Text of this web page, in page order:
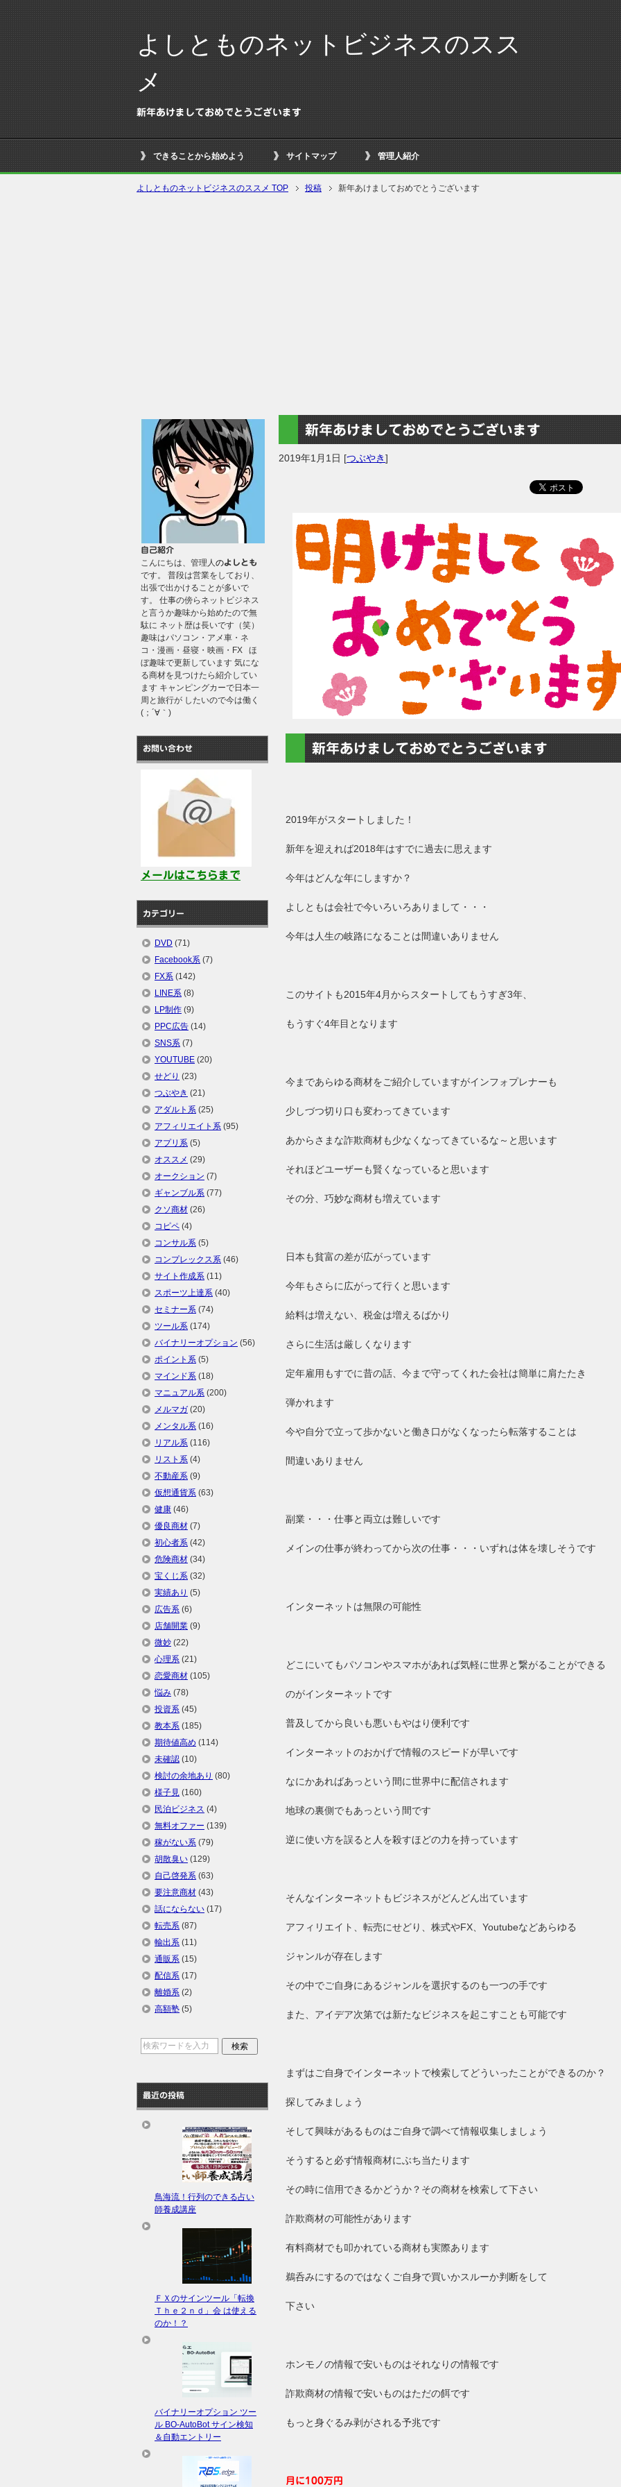
よしとものネットビジネスのスス
メ
新年あけましておめでとうございます
できることから始めよう サイトマップ 管理人紹介
よしとものネットビジネスのススメ TOP 投稿 新年あけましておめでとうございます
新年あけましておめでとうございます
2019年1月1日 [つぶやき]
新年あけましておめでとうございます
2019年がスタートしました！
新年を迎えれば2018年はすでに過去に思えます
今年はどんな年にしますか？
よしともは会社で今いろいろありまして・・・
今年は人生の岐路になることは間違いありません
このサイトも2015年4月からスタートしてもうすぎ3年、
もうすぐ4年目となります
今まであらゆる商材をご紹介していますがインフォプレナーも
少しづつ切り口も変わってきています
あからさまな詐欺商材も少なくなってきているな～と思います
それほどユーザーも賢くなっていると思います
その分、巧妙な商材も増えています
日本も貧富の差が広がっています
今年もさらに広がって行くと思います
給料は増えない、税金は増えるばかり
さらに生活は厳しくなります
定年雇用もすでに昔の話、今まで守ってくれた会社は簡単に肩たたき
弾かれます
今や自分で立って歩かないと働き口がなくなったら転落することは
間違いありません
副業・・・仕事と両立は難しいです
メインの仕事が終わってから次の仕事・・・いずれは体を壊しそうです
インターネットは無限の可能性
どこにいてもパソコンやスマホがあれば気軽に世界と繋がることができる
のがインターネットです
普及してから良いも悪いもやはり便利です
インターネットのおかげで情報のスピードが早いです
なにかあればあっという間に世界中に配信されます
地球の裏側でもあっという間です
逆に使い方を誤ると人を殺すほどの力を持っています
そんなインターネットもビジネスがどんどん出ています
アフィリエイト、転売にせどり、株式やFX、Youtubeなどあらゆる
ジャンルが存在します
その中でご自身にあるジャンルを選択するのも一つの手です
また、アイデア次第では新たなビジネスを起こすことも可能です
まずはご自身でインターネットで検索してどういったことができるのか？
探してみましょう
そして興味があるものはご自身で調べて情報収集しましょう
そうすると必ず情報商材にぶち当たります
その時に信用できるかどうか？その商材を検索して下さい
詐欺商材の可能性があります
有料商材でも叩かれている商材も実際あります
鵜呑みにするのではなくご自身で買いかスルーか判断をして
下さい
ホンモノの情報で安いものはそれなりの情報です
詐欺商材の情報で安いものはただの餌です
もっと身ぐるみ剥がされる予兆です
月に100万円
自己紹介
こんにちは、管理人のよしとも
です。 普段は営業をしており、
出張で出かけることが多いで
す。 仕事の傍らネットビジネス
と言うか趣味から始めたので無
駄に ネット歴は長いです（笑）
趣味はパソコン・アメ車・ネ
コ・漫画・昼寝・映画・FX ほ
ぼ趣味で更新しています 気にな
る商材を見つけたら紹介してい
ます キャンピングカーで日本一
周と旅行が したいので今は働く
(；´∀｀)
お問い合わせ
メールはこちらまで
カテゴリー
DVD (71)
Facebook系 (7)
FX系 (142)
LINE系 (8)
LP制作 (9)
PPC広告 (14)
SNS系 (7)
YOUTUBE (20)
せどり (23)
つぶやき (21)
アダルト系 (25)
アフィリエイト系 (95)
アプリ系 (5)
オススメ (29)
オークション (7)
ギャンブル系 (77)
クソ商材 (26)
コピペ (4)
コンサル系 (5)
コンプレックス系 (46)
サイト作成系 (11)
スポーツ上達系 (40)
セミナー系 (74)
ツール系 (174)
バイナリーオプション (56)
ポイント系 (5)
マインド系 (18)
マニュアル系 (200)
メルマガ (20)
メンタル系 (16)
リアル系 (116)
リスト系 (4)
不動産系 (9)
仮想通貨系 (63)
健康 (46)
優良商材 (7)
初心者系 (42)
危険商材 (34)
宝くじ系 (32)
実績あり (5)
広告系 (6)
店舗開業 (9)
微妙 (22)
心理系 (21)
恋愛商材 (105)
悩み (78)
投資系 (45)
教本系 (185)
期待値高め (114)
未確認 (10)
検討の余地あり (80)
様子見 (160)
民泊ビジネス (4)
無料オファー (139)
稼がない系 (79)
胡散臭い (129)
自己啓発系 (63)
要注意商材 (43)
話にならない (17)
転売系 (87)
輸出系 (11)
通販系 (15)
配信系 (17)
離婚系 (2)
高額塾 (5)
最近の投稿
鳥海流！行列のできる占い
師養成講座
ＦＸのサインツール「転換
Ｔｈｅ２ｎｄ」会 は使える
のか！？
バイナリーオプション ツー
ル BO-AutoBot サイン検知
＆自動エントリー